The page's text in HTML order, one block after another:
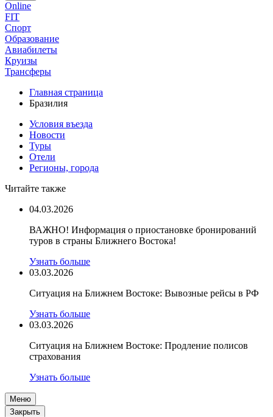
Online
FIT
Спорт
Образование
Авиабилеты
Круизы
Трансферы
Главная страница
Бразилия
Условия въезда
Новости
Туры
Отели
Регионы, города
Читайте также
04.03.2026
ВАЖНО! Информация о приостановке бронирований
туров в страны Ближнего Востока!
Узнать больше
03.03.2026
Ситуация на Ближнем Востоке: Вывозные рейсы в РФ
Узнать больше
03.03.2026
Ситуация на Ближнем Востоке: Продление полисов
страхования
Узнать больше
Меню
Закрыть